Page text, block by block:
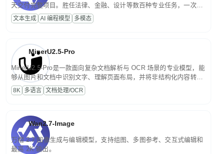
天交付完整项目。胜任法律、金融、设计等数百种专业任务，一次对
话端到端交付生产级成果。原生视觉理解贯穿规划、执行与验证全流
程，支持超长文档与长视频的深度语义解析。长程任务中自主规划与
文本生成 AI 编程模型 多模态
MinerU2.5-Pro
MinerU2.5-Pro是一款面向复杂文档解析与 OCR 场景的专业模型，能
够从图片和文档中识别文字、理解页面布局，并将非结构化内容转换
为便于存储、检索和二次处理的结构化结果。
8K 多语言 文档处理/OCR
Wan2.7-Image
万相 2.7 图像生成与编辑模型，支持组图、多图参考、交互式编辑和
最高 2K 输出。